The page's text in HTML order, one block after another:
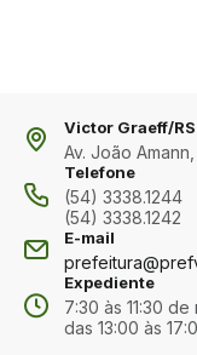
Victor Graeff/RS
Av. João
Telefone
(54) 3338.1244
(54) 3338.1242
E-mail
Expediente
7:30 às 11:30 de
das 13:00 às